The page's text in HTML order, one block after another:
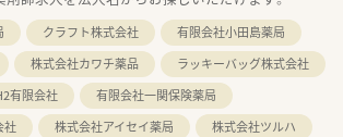
クラフト株式会社
有限会社小田島薬局
株式会社カワチ薬品
ラッキーバッグ株式会社
有限会社
有限会社一関保険薬局
社
株式会社アイセイ薬局
株式会社ツルハ